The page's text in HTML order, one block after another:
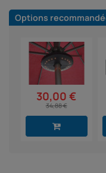
Options
30,00 €
34,88 €